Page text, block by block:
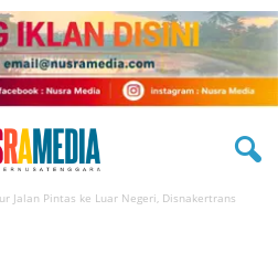
Jalan Pintas ke Luar Negeri, Disnakertrans